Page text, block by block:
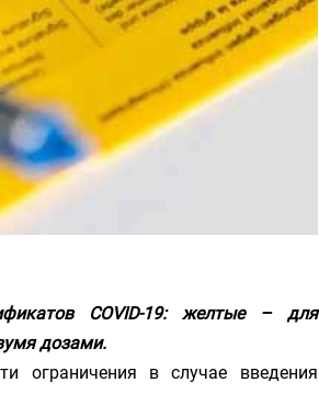
COVID-19: желтые – для
дозами.
ограничения в случае введения